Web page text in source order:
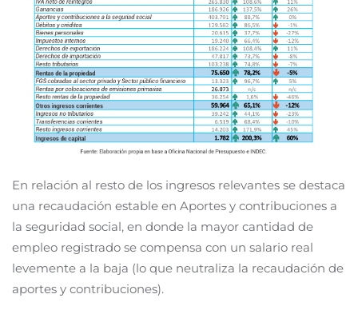
En relación al resto de los ingresos relevantes se destaca
una recaudación estable en Aportes y contribuciones a
la seguridad social, en donde la mayor cantidad de
empleo registrado se compensa con un salario real
levemente a la baja (lo que neutraliza la recaudación de
aportes y contribuciones).